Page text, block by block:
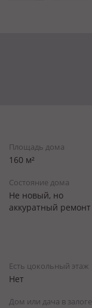
Площадь дома
160 м²
Состояние дома
Не новый, но
аккуратный ремонт
Есть цокольный этаж
Нет
Дом или дача в залоге